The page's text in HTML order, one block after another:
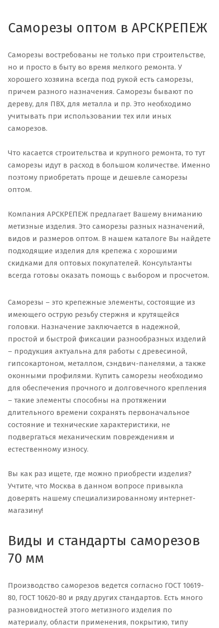
Саморезы оптом в АРСКРЕПЕЖ
Саморезы востребованы не только при строительстве,
но и просто в быту во время мелкого ремонта. У
хорошего хозяина всегда под рукой есть саморезы,
причем разного назначения. Саморезы бывают по
дереву, для ПВХ, для металла и пр. Это необходимо
учитывать при использовании тех или иных
саморезов.
Что касается строительства и крупного ремонта, то тут
саморезы идут в расход в большом количестве. Именно
поэтому приобретать проще и дешевле саморезы
оптом.
Компания АРСКРЕПЕЖ предлагает Вашему вниманию
метизные изделия. Это саморезы разных назначений,
видов и размеров оптом. В нашем каталоге Вы найдете
подходящие изделия для крепежа с хорошими
скидками для оптовых покупателей. Консультанты
всегда готовы оказать помощь с выбором и просчетом.
Саморезы – это крепежные элементы, состоящие из
имеющего острую резьбу стержня и крутящейся
головки. Назначение заключается в надежной,
простой и быстрой фиксации разнообразных изделий
– продукция актуальна для работы с древесиной,
гипсокартоном, металлом, сэндвич-панелями, а также
оконными профилями. Купить саморезы необходимо
для обеспечения прочного и долговечного крепления
– такие элементы способны на протяжении
длительного времени сохранять первоначальное
состояние и технические характеристики, не
подвергаться механическим повреждениям и
естественному износу.
Вы как раз ищете, где можно приобрести изделия?
Учтите, что Москва в данном вопросе привыкла
доверять нашему специализированному интернет-
магазину!
Виды и стандарты саморезов
70 мм
Производство саморезов ведется согласно ГОСТ 10619-
80, ГОСТ 10620-80 и ряду других стандартов. Есть много
разновидностей этого метизного изделия по
материалу, области применения, покрытию, типу